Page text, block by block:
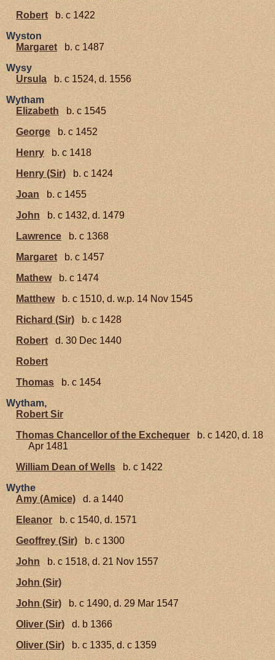
Robert
b. c 1422
Wyston
Margaret
b. c 1487
Wysy
Ursula
b. c 1524, d. 1556
Wytham
Elizabeth
b. c 1545
George
b. c 1452
Henry
b. c 1418
Henry (Sir)
b. c 1424
Joan
b. c 1455
John
b. c 1432, d. 1479
Lawrence
b. c 1368
Margaret
b. c 1457
Mathew
b. c 1474
Matthew
b. c 1510, d. w.p. 14 Nov 1545
Richard (Sir)
b. c 1428
Robert
d. 30 Dec 1440
Robert
Thomas
b. c 1454
Wytham,
Robert Sir
Thomas Chancellor of the Exchequer
b. c 1420, d. 18
Apr 1481
William Dean of Wells
b. c 1422
Wythe
Amy (Amice)
d. a 1440
Eleanor
b. c 1540, d. 1571
Geoffrey (Sir)
b. c 1300
John
b. c 1518, d. 21 Nov 1557
John (Sir)
John (Sir)
b. c 1490, d. 29 Mar 1547
Oliver (Sir)
d. b 1366
Oliver (Sir)
b. c 1335, d. c 1359